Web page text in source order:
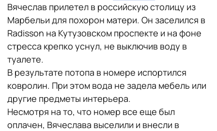
Вячеслав прилетел в российскую столицу из
Марбельи для похорон матери. Он заселился в
Radisson на Кутузовском проспекте и на фоне
стресса крепко уснул, не выключив воду в
туалете.
В результате потопа в номере испортился
ковролин. При этом вода не задела мебель или
другие предметы интерьера.
Несмотря на то, что номер все еще был
оплачен, Вячеслава выселили и внесли в